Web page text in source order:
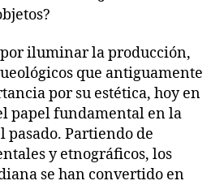
iluminar la producción,
que antiguamente
por su estética, hoy en
papel fundamental en la
Partiendo de
y etnográficos, los
se han convertido en